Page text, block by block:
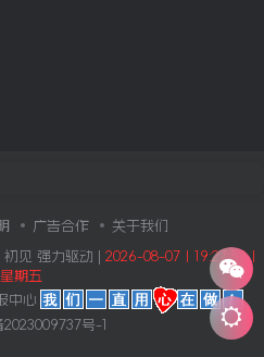
广告合作 关于我们
初见 强力驱动 | 2026-08-07丨19:27:52丨
星期五
中心
号-1